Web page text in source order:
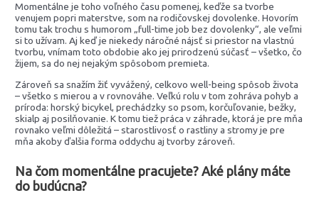
Momentálne je toho voľného času pomenej, keďže sa tvorbe
venujem popri materstve, som na rodičovskej dovolenke. Hovorím
tomu tak trochu s humorom „full-time job bez dovolenky“, ale veľmi
si to užívam. Aj keď je niekedy náročné nájsť si priestor na vlastnú
tvorbu, vnímam toto obdobie ako jej prirodzenú súčasť – všetko, čo
žijem, sa do nej nejakým spôsobom premieta.
Zároveň sa snažím žiť vyvážený, celkovo well-being spôsob života
– všetko s mierou a v rovnováhe. Veľkú rolu v tom zohráva pohyb a
príroda: horský bicykel, prechádzky so psom, korčuľovanie, bežky,
skialp aj posilňovanie. K tomu tiež práca v záhrade, ktorá je pre mňa
rovnako veľmi dôležitá – starostlivosť o rastliny a stromy je pre
mňa akoby ďalšia forma oddychu aj tvorby zároveň.
Na čom momentálne pracujete? Aké plány máte
do budúcna?